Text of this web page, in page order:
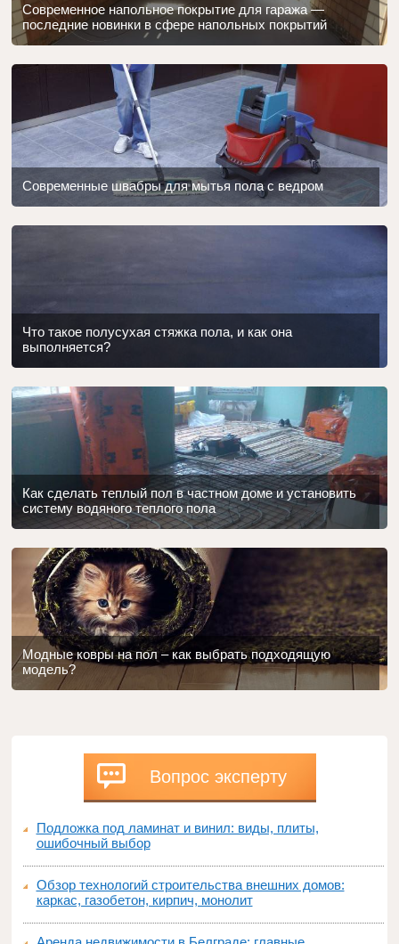
Современное напольное покрытие для гаража —
последние новинки в сфере напольных покрытий
Современные швабры для мытья пола с ведром
Что такое полусухая стяжка пола, и как она
выполняется?
Как сделать теплый пол в частном доме и установить
систему водяного теплого пола
Модные ковры на пол – как выбрать подходящую
модель?
Вопрос эксперту
Подложка под ламинат и винил: виды, плиты,
ошибочный выбор
Обзор технологий строительства внешних домов:
каркас, газобетон, кирпич, монолит